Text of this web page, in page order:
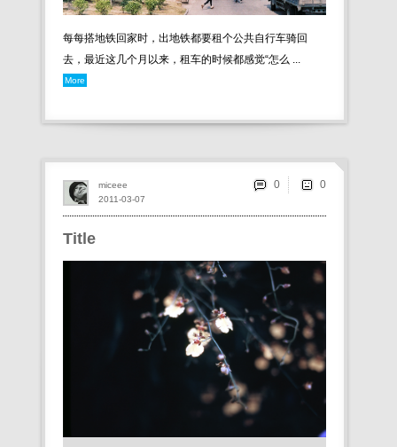
每每搭地铁回家时，出地铁都要租个公共自行车骑回
去，最近这几个月以来，租车的时候都感觉“怎么 ...
More
Title
2011-03-07
miceee 0